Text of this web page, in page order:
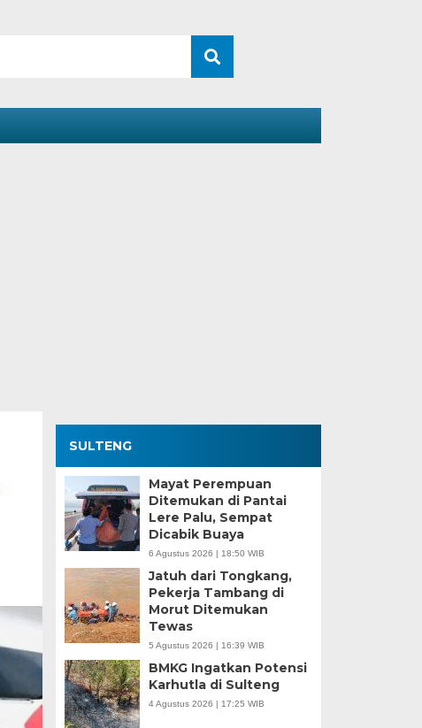
SULTENG
Mayat Perempuan
Ditemukan di Pantai
Lere Palu, Sempat
Dicabik Buaya
6 Agustus 2026 | 18:50 WIB
Jatuh dari Tongkang,
Pekerja Tambang di
Morut Ditemukan
Tewas
5 Agustus 2026 | 16:39 WIB
BMKG Ingatkan Potensi
Karhutla di Sulteng
4 Agustus 2026 | 17:25 WIB